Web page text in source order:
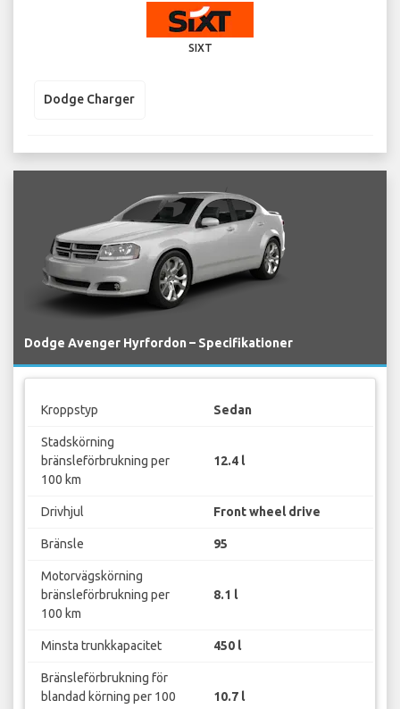
SIXT
Dodge Charger
Dodge Avenger Hyrfordon – Specifikationer
Kroppstyp Sedan
Stadskörning
bränsleförbrukning per
100 km
12.4 l
Drivhjul Front wheel drive
Bränsle 95
Motorvägskörning
bränsleförbrukning per
100 km
8.1 l
Minsta trunkkapacitet 450 l
Bränsleförbrukning för
blandad körning per 100
10.7 l